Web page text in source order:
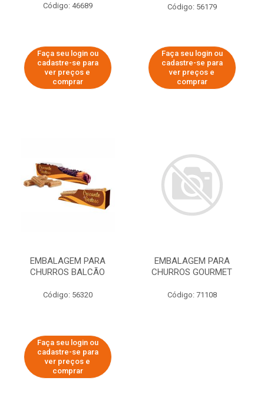
Código: 46689
Faça seu login ou
cadastre-se para
ver preços e
comprar
Código: 56179
Faça seu login ou
cadastre-se para
ver preços e
comprar
EMBALAGEM PARA
CHURROS BALCÃO
Código: 56320
Faça seu login ou
cadastre-se para
ver preços e
comprar
EMBALAGEM PARA
CHURROS GOURMET
Código: 71108